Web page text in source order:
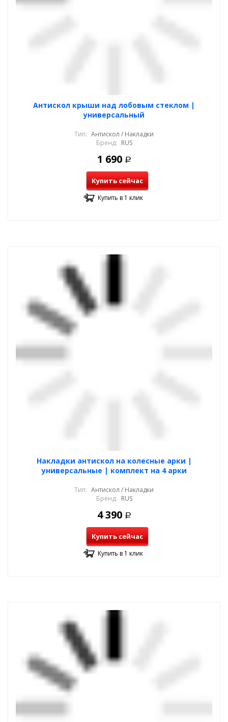
Антискол крыши над лобовым стеклом |
универсальный
Тип: Антискол / Накладки
Бренд: RUS
1 690 Р
Купить сейчас
Купить в 1 клик
Накладки антискол на колесные арки |
универсальные | комплект на 4 арки
Тип: Антискол / Накладки
Бренд: RUS
4 390 Р
Купить сейчас
Купить в 1 клик